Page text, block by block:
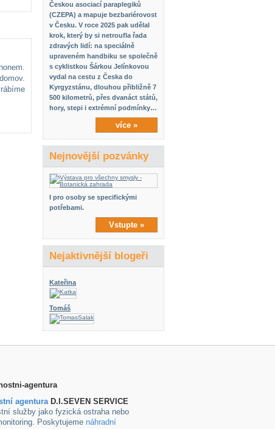
Českou asociací paraplegiků
(CZEPA) a mapuje bezbariérovost
v Česku. V roce 2025 pak udělal
krok, který by si netroufla řada
zdravých lidí: na speciálně
upraveném handbiku se společně
s cyklistkou Šárkou Jelínkovou
vydal na cestu z Česka do
Kyrgyzstánu, dlouhou přibližně 7
500 kilometrů, přes dvanáct států,
hory, stepi i extrémní podmínky…
více »
Nejnovější pozvánky
I pro osoby se specifickými
potřebami.
Vstupte »
Nejaktivnější blogeři
Kateřina
Tomáš
agenturaD.I.SEVEN SERVICE
služby jako fyzická ostraha nebo
Poskytujeme náhradní